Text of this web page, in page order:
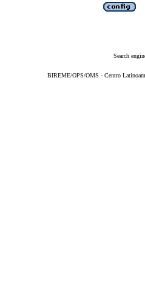
Search
BIREME/OPS/OMS - Centro